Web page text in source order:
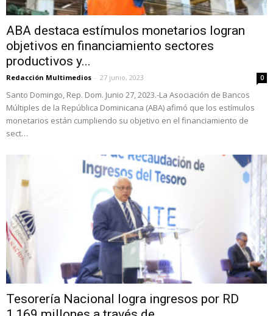
ABA destaca estímulos monetarios logran
objetivos en financiamiento sectores
productivos y...
Redacción Multimedios - 27 junio, 2023 0
Santo Domingo, Rep. Dom. Junio 27, 2023.-La Asociación de Bancos
Múltiples de la República Dominicana (ABA) afimó que los estímulos
monetarios están cumpliendo su objetivo en el financiamiento de
sect…
Tesorería Nacional logra ingresos por RD